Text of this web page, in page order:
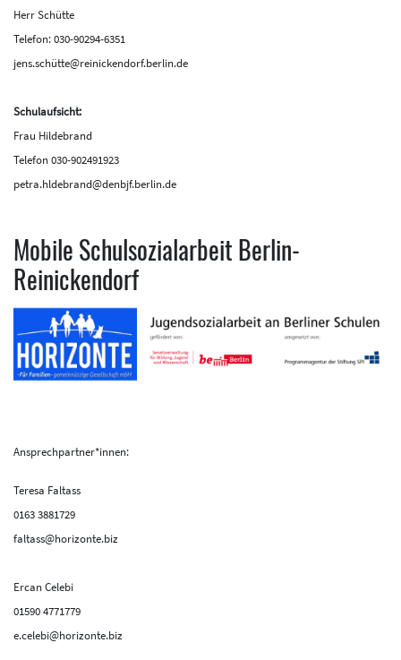
Herr Schütte
Telefon: 030-90294-6351
jens.schütte@reinickendorf.berlin.de
Schulaufsicht:
Frau Hildebrand
Telefon 030-902491923
petra.hldebrand@denbjf.berlin.de
Mobile Schulsozialarbeit Berlin-
Reinickendorf
Ansprechpartner*innen:
Teresa Faltass
0163 3881729
faltass@horizonte.biz
Ercan Celebi
01590 4771779
e.celebi@horizonte.biz